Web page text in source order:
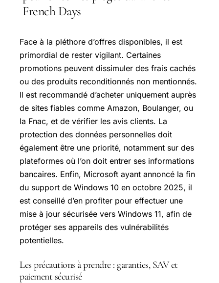
French Days
Face à la pléthore d’offres disponibles, il est
primordial de rester vigilant. Certaines
promotions peuvent dissimuler des frais cachés
ou des produits reconditionnés non mentionnés.
Il est recommandé d’acheter uniquement auprès
de sites fiables comme Amazon, Boulanger, ou
la Fnac, et de vérifier les avis clients. La
protection des données personnelles doit
également être une priorité, notamment sur des
plateformes où l’on doit entrer ses informations
bancaires. Enfin, Microsoft ayant annoncé la fin
du support de Windows 10 en octobre 2025, il
est conseillé d’en profiter pour effectuer une
mise à jour sécurisée vers Windows 11, afin de
protéger ses appareils des vulnérabilités
potentielles.
Les précautions à prendre : garanties, SAV et
paiement sécurisé